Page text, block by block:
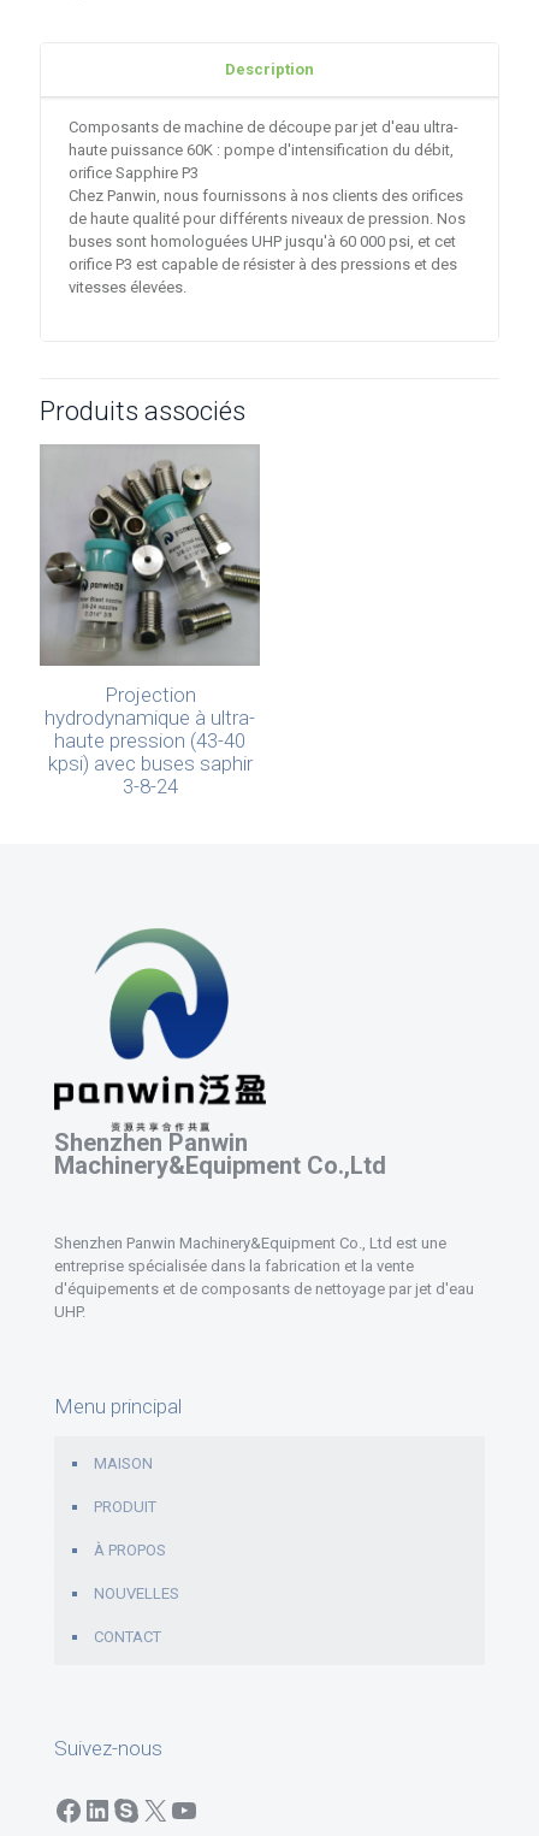
Description
Composants de machine de découpe par jet d'eau ultra-
haute puissance 60K : pompe d'intensification du débit,
orifice Sapphire P3
Chez Panwin, nous fournissons à nos clients des orifices
de haute qualité pour différents niveaux de pression. Nos
buses sont homologuées UHP jusqu'à 60 000 psi, et cet
orifice P3 est capable de résister à des pressions et des
vitesses élevées.
Produits associés
Projection
hydrodynamique à ultra-
haute pression (43-40
kpsi) avec buses saphir
3-8-24
Shenzhen Panwin
Machinery&Equipment Co.,Ltd
Shenzhen Panwin Machinery&Equipment Co., Ltd est une
entreprise spécialisée dans la fabrication et la vente
d'équipements et de composants de nettoyage par jet d'eau
UHP.
Menu principal
MAISON
PRODUIT
À PROPOS
NOUVELLES
CONTACT
Suivez-nous
Facebook
LinkedIn
Skype
X YouTube